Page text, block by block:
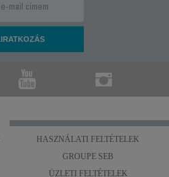
HASZNÁLATI FELTÉTELEK
GROUPE SEB
ÜZLETI FELTÉTELEK